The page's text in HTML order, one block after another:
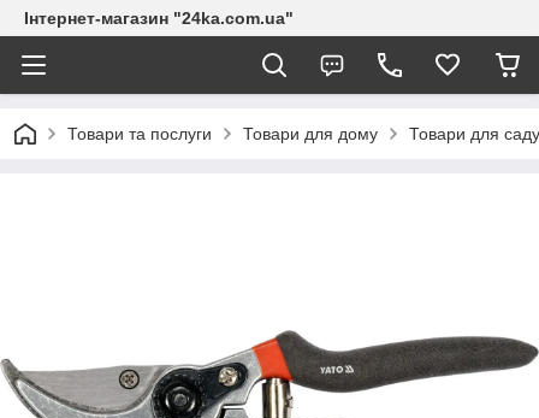
Інтернет-магазин "24ka.com.ua"
Товари та послуги Товари для дому Товари для саду